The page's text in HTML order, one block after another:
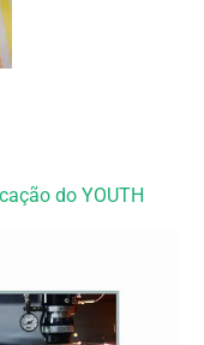
do YOUTH